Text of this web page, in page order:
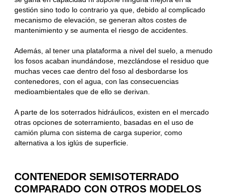
gestión sino todo lo contrario ya que, debido al complicado
mecanismo de elevación, se generan altos costes de
mantenimiento y se aumenta el riesgo de accidentes.
Además, al tener una plataforma a nivel del suelo, a menudo
los fosos acaban inundándose, mezclándose el residuo que
muchas veces cae dentro del foso al desbordarse los
contenedores, con el agua, con las consecuencias
medioambientales que de ello se derivan.
A parte de los soterrados hidráulicos, existen en el mercado
otras opciones de soterramiento, basadas en el uso de
camión pluma con sistema de carga superior, como
alternativa a los iglús de superficie.
CONTENEDOR SEMISOTERRADO
COMPARADO CON OTROS MODELOS